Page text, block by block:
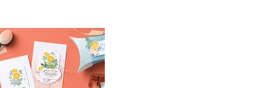
a-bration 2024
Stampin‘ Up!
Februar 2024